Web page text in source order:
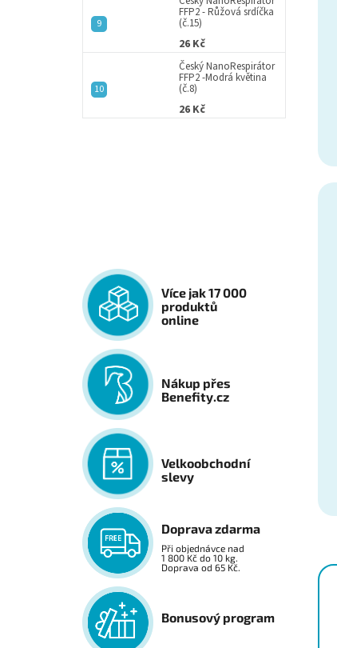
FFP2 - Růžová srdíčka
(č.15)
26 Kč
Český NanoRespirátor
FFP2 -Modrá květina
(č.8)
26 Kč
Více jak 17 000
produktů
online
Nákup přes
Benefity.cz
Velkoobchodní
slevy
Doprava zdarma
Při objednávce nad
1 800 Kč do 10 kg.
Doprava od 65 Kč.
Bonusový program